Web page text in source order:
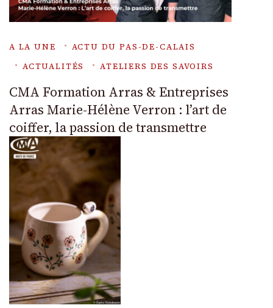
A LA UNE
ACTU DU PAS-DE-CALAIS
ACTUALITÉS
ATELIERS DES SAVOIRS
CMA Formation Arras & Entreprises
Arras Marie-Hélène Verron : l’art de
coiffer, la passion de transmettre